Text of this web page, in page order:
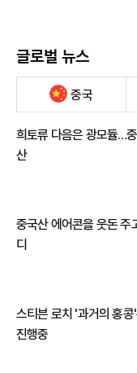
글로벌 뉴스
중국
희토류 다음은 광모듈…
산
중국산 에어콘을 웃돈 주
디
스티븐 로치 '과거의 홍
진행중